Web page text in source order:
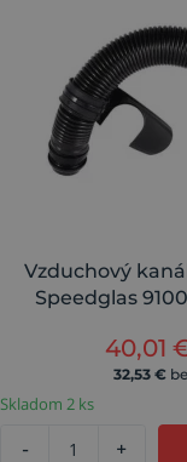
Vzduchový
Speedglas
40,01
32,53 €
Skladom 2 ks
- +